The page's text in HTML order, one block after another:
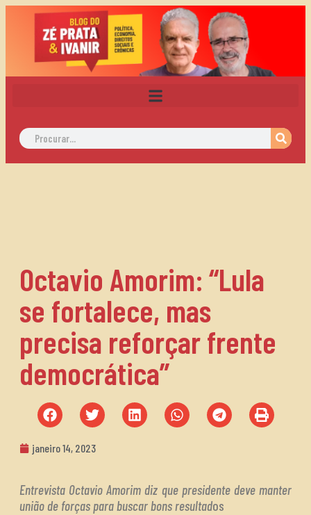
Octavio Amorim: “Lula
se fortalece, mas
precisa reforçar frente
democrática”
janeiro 14, 2023
Entrevista Octavio Amorim diz que presidente deve manter
união de forças para buscar bons resultados